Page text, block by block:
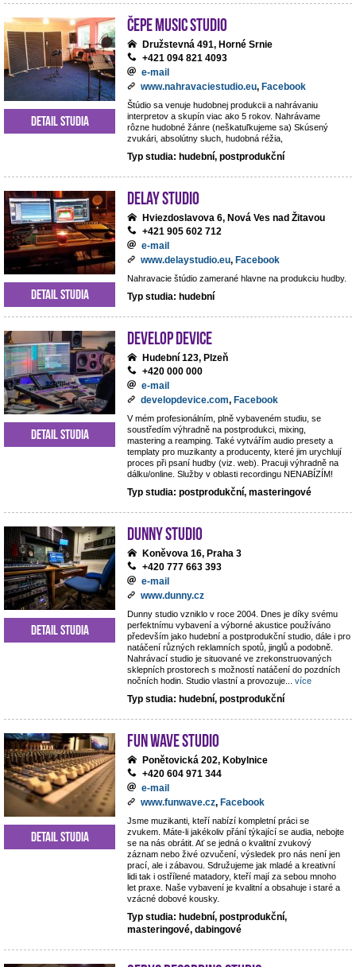
ČePE MUSIC Studio
Družstevná 491, Horné Srnie
+421 094 821 4093
e-mail
www.nahravaciestudio.eu, Facebook
Štúdio sa venuje hudobnej produkcii a nahrávaniu
interpretov a skupín viac ako 5 rokov. Nahrávame
rôzne hudobné žánre (neškatuľkujeme sa) Skúsený
zvukári, absolútny sluch, hudobná réžia,
Typ studia: hudební, postprodukční
Detail studia
DeLay studio
Hviezdoslavova 6, Nová Ves nad Žitavou
+421 905 602 712
e-mail
www.delaystudio.eu, Facebook
Nahravacie štúdio zamerané hlavne na produkciu hudby.
Typ studia: hudební
Detail studia
Develop Device
Hudební 123, Plzeň
+420 000 000
e-mail
developdevice.com, Facebook
V mém profesionálním, plně vybaveném studiu, se
soustředím výhradně na postprodukci, mixing,
mastering a reamping. Také vytvářím audio presety a
templaty pro muzikanty a producenty, které jim urychlují
proces při psaní hudby (viz. web). Pracuji výhradně na
dálku/online. Služby v oblasti recordingu NENABÍZÍM!
Typ studia: postprodukční, masteringové
Detail studia
Dunny studio
Koněvova 16, Praha 3
+420 777 663 393
e-mail
www.dunny.cz
Dunny studio vzniklo v roce 2004. Dnes je díky svému
perfektnímu vybavení a výborné akustice používáno
především jako hudební a postprodukční studio, dále i pro
natáčení různých reklamních spotů, jinglů a podobně.
Nahrávací studio je situované ve zrekonstruovaných
sklepních prostorech s možností natáčení do pozdních
nočních hodin. Studio vlastní a provozuje
více
Typ studia: hudební, postprodukční
Detail studia
Fun Wave Studio
Ponětovická 202, Kobylnice
+420 604 971 344
e-mail
www.funwave.cz, Facebook
Jsme muzikanti, kteří nabízí kompletní práci se
zvukem. Máte-li jakékoliv přání týkající se audia, nebojte
se na nás obrátit. Ať se jedná o kvalitní zvukový
záznam nebo živé ozvučení, výsledek pro nás není jen
prací, ale i zábavou. Sdružujeme jak mladé a kreativní
lidi tak i ostřílené matadory, kteří mají za sebou mnoho
let praxe. Naše vybavení je kvalitní a obsahuje i staré a
vzácné dobové kousky.
Typ studia: hudební, postprodukční,
masteringové, dabingové
Detail studia